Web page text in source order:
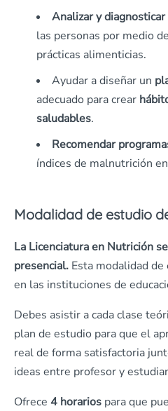
Analizar y
las personas por medio
prácticas alimenticias.
Ayudar a diseñar un
adecuado para crear
saludables.
Recomendar
índices de malnutrición
Modalidad de estudio
La Licenciatura en Nutrición
presencial. Esta modalidad
en las instituciones de
Debes asistir a cada clase
plan de estudio para que el
real de forma satisfactoria
ideas entre profesor y
Ofrece 4 horarios para que